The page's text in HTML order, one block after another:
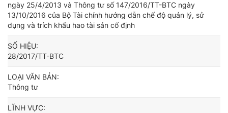
ngày 25/4/2013 và Thông tư số 147/2016/TT-BTC ngày
13/10/2016 của Bộ Tài chính hướng dẫn chế độ quản lý, sử
dụng và trích khấu hao tài sản cố định
SỐ HIỆU:
28/2017/TT-BTC
LOẠI VĂN BẢN:
Thông tư
LĨNH VỰC: